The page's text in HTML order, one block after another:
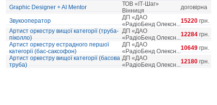
Graphic Designer + AI Mentor
ТОВ «ІТ-Шаг»
Вінниця
договірна
Звукооператор
ДП «ДАО
«РадіоБенд Олексн...15220 грн.
Артист оркестру вищої категорії (труба-
піколло)
ДП «ДАО
«РадіоБенд Олексн...12284 грн.
Артист оркестру естрадного першої
категорії (бас-саксофон)
ДП «ДАО
«РадіоБенд Олексн...10649 грн.
Артист оркестру вищої категорії (басова
труба)
ДП «ДАО
«РадіоБенд Олексн...12180 грн.